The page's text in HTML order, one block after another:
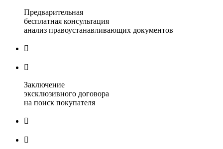
Предварительная
бесплатная консультация
анализ правоустанавливающих документов


Заключение
эксклюзивного договора
на поиск покупателя

